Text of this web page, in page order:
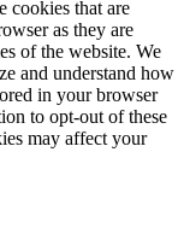
cookies that are
as they are
of the website. We
and understand how
in your browser
to opt-out of these
may affect your